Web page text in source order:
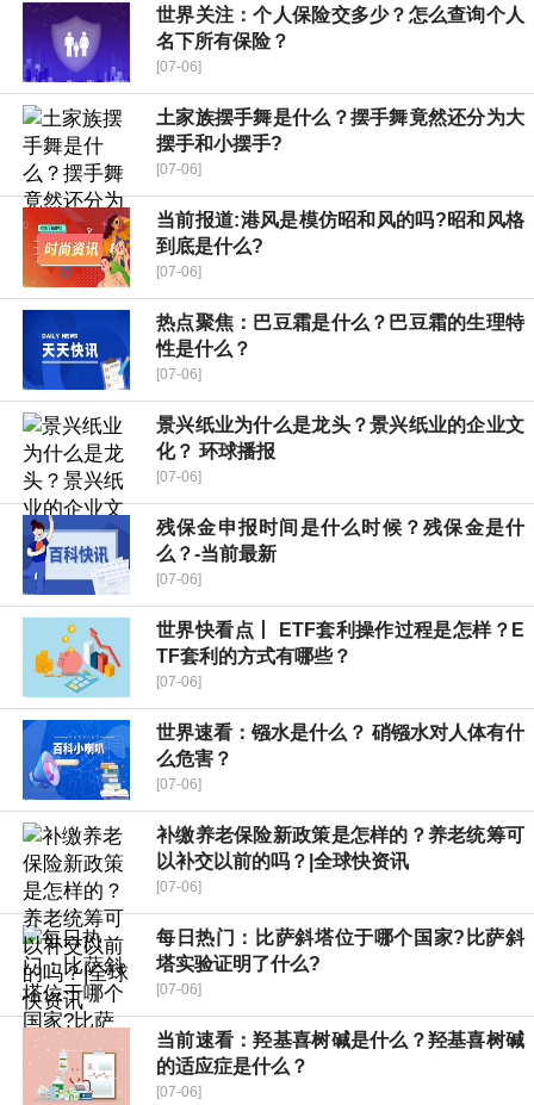
世界关注：个人保险交多少？怎么查询个人
名下所有保险？
[07-06]
土家族摆手舞是什么？摆手舞竟然还分为大
摆手和小摆手?
[07-06]
当前报道:港风是模仿昭和风的吗?昭和风格
到底是什么?
[07-06]
热点聚焦：巴豆霜是什么？巴豆霜的生理特
性是什么？
[07-06]
景兴纸业为什么是龙头？景兴纸业的企业文
化？ 环球播报
[07-06]
残保金申报时间是什么时候？残保金是什
么？-当前最新
[07-06]
世界快看点丨 ETF套利操作过程是怎样？E
TF套利的方式有哪些？
[07-06]
世界速看：镪水是什么？ 硝镪水对人体有什
么危害？
[07-06]
补缴养老保险新政策是怎样的？养老统筹可
以补交以前的吗？|全球快资讯
[07-06]
每日热门：比萨斜塔位于哪个国家?比萨斜
塔实验证明了什么?
[07-06]
当前速看：羟基喜树碱是什么？羟基喜树碱
的适应症是什么？
[07-06]